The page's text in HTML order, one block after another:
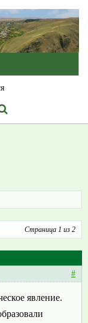
Страница 1 из 2
#
явление.